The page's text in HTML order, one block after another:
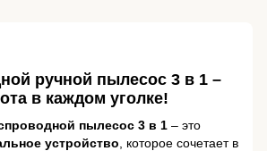
ручной пылесос 3 в 1 –
в каждом уголке!
пылесос 3 в 1– это
устройство , которое сочетает в